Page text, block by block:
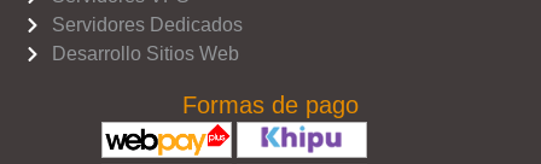
Servidores Dedicados
Desarrollo Sitios Web
Formas de pago